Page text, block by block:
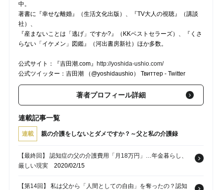
中。
著書に『幸せな離婚』（生活文化出版）、『TV大人の視聴』（講談
社）、
『産まないことは「逃げ」ですか?』（KKベストセラーズ）、『くさ
らない「イケメン」図鑑』（河出書房新社）ほか多数。
公式サイト：『吉田潮.com』
http://yoshida-ushio.com/
公式ツイッター：吉田潮 （@yoshidaushio） Твиттер - Twitter
著者プロフィール詳細
連載記事一覧
連載 親の介護をしないとダメですか？～父と私の介護録
【最終回】 認知症の父の介護費用「月18万円」…年金暮らし、
厳しい現実 2020/02/15
【第14回】 私は父から「人間としての自由」を奪ったの？認知